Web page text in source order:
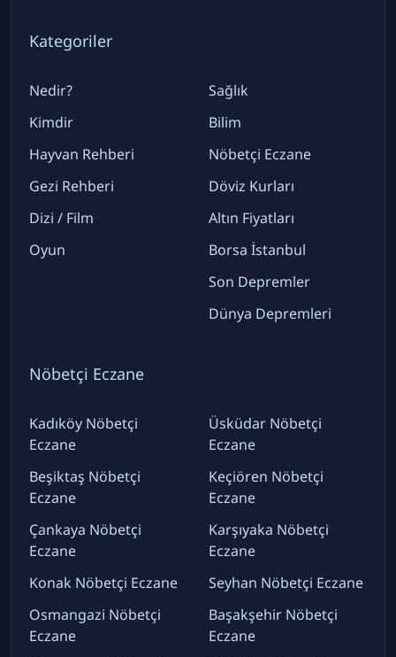
Kategoriler
Nedir?
Kimdir
Hayvan Rehberi
Gezi Rehberi
Dizi / Film
Oyun
Sağlık
Bilim
Nöbetçi Eczane
Döviz Kurları
Altın Fiyatları
Borsa İstanbul
Son Depremler
Dünya Depremleri
Nöbetçi Eczane
Kadıköy Nöbetçi
Eczane
Beşiktaş Nöbetçi
Eczane
Çankaya Nöbetçi
Eczane
Konak Nöbetçi Eczane
Osmangazi Nöbetçi
Eczane
Üsküdar Nöbetçi
Eczane
Keçiören Nöbetçi
Eczane
Karşıyaka Nöbetçi
Eczane
Seyhan Nöbetçi Eczane
Başakşehir Nöbetçi
Eczane